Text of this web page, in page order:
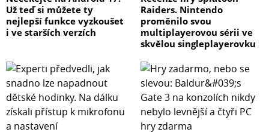
Už teď si můžete ty
nejlepší funkce vyzkoušet
i ve starších verzích
Raiders. Nintendo
proměnilo svou
multiplayerovou sérii ve
skvělou singleplayerovku